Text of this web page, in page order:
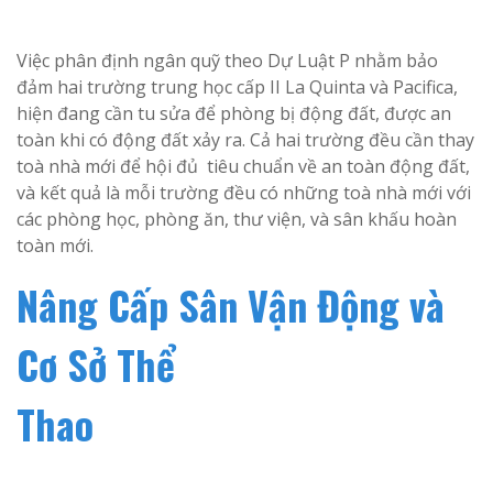
Việc phân định ngân quỹ theo Dự Luật P nhằm bảo
đảm hai trường trung học cấp II La Quinta và Pacifica,
hiện đang cần tu sửa để phòng bị động đất, được an
toàn khi có động đất xảy ra. Cả hai trường đều cần thay
toà nhà mới để hội đủ tiêu chuẩn về an toàn động đất,
và kết quả là mỗi trường đều có những toà nhà mới với
các phòng học, phòng ăn, thư viện, và sân khấu hoàn
toàn mới.
Nâng Cấp Sân Vận Động và
Cơ Sở Thể